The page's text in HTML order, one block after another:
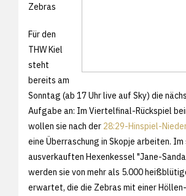
Zebras
Für den
THW Kiel
steht
bereits am
Sonntag (ab 17 Uhr live auf Sky) die
Aufgabe an: Im Viertelfinal-Rückspiel
wollen sie nach der 28:29-Hinspiel-
eine Überraschung in Skopje arbeiten. Im
ausverkauften Hexenkessel "Jane-
werden sie von mehr als 5.000
erwartet, die die Zebras mit einer